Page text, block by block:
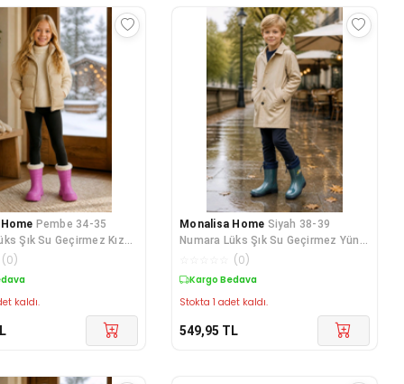
Pembe 34-35
Şık Su Geçirmez Kız
(0)
kaldı.
Monalisa Home Siyah 38-39
Numara Lüks Şık Su Geçirmez Yünlü
Kısa Çizme(0)
Kargo Bedava
Stokta 1 adet kaldı.
549,95 TL